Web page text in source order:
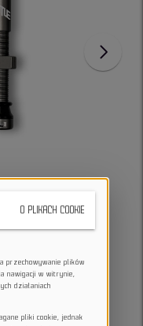
O PLIKACH COOKIE
przechowywanie plików
nawigacji w witrynie,
działaniach
pliki cookie, jednak